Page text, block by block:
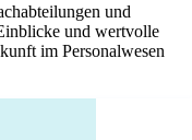
und
und wertvolle
im Personalwesen